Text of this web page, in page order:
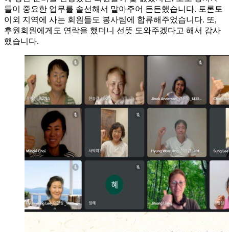
들이 중요한 업무를 솔선해서 맡아주어 든든했습니다. 토론토
이외 지역에 사는 회원들도 봉사팀에 합류해주었습니다. 또,
후원회원에게도 연락을 했더니 선뜻 도와주겠다고 해서 감사
했습니다.